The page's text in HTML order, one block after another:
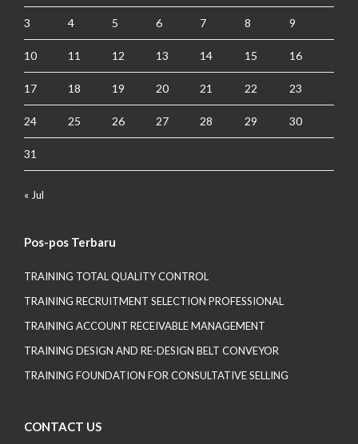
3 4 5 6 7 8 9
10 11 12 13 14 15 16
17 18 19 20 21 22 23
24 25 26 27 28 29 30
31
« Jul
Pos-pos Terbaru
TRAINING TOTAL QUALITY CONTROL
TRAINING RECRUITMENT SELECTION PROFESSIONAL
TRAINING ACCOUNT RECEIVABLE MANAGEMENT
TRAINING DESIGN AND RE-DESIGN BELT CONVEYOR
TRAINING FOUNDATION FOR CONSULTATIVE SELLING
CONTACT US